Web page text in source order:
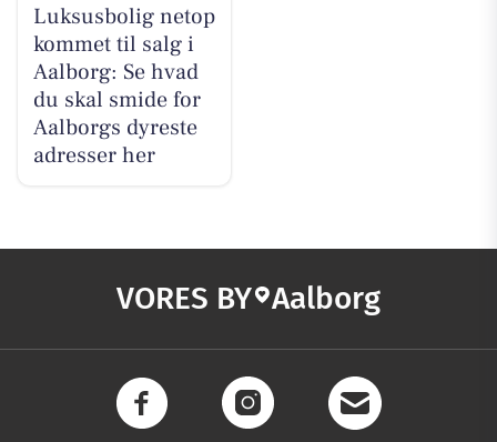
Luksusbolig netop
kommet til salg i
Aalborg: Se hvad
du skal smide for
Aalborgs dyreste
adresser her
VORES BY Aalborg